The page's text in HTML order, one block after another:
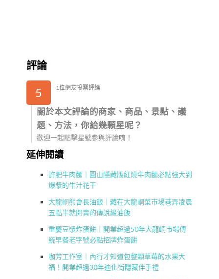
評論
5 1位網友投票評論
關於本文評論的商家、商品、景點、議
題、方法，你給幾顆星呢？
歡迎一起點擊星號參與評論唷！
延伸閱讀
許肥牛肉麵｜圓山隱藏版紅燒牛肉麵必點強大到
爆漿的牛汁花干
大龍峒熊會長油飯｜藏在大龍峒菜市場巷弄凌晨
五點半就開賣的傳說級油飯
重慶豆漿炸蛋餅｜開業超過50年大龍峒市場傳
統早餐老字號必點招牌炸蛋餅
咖芳工作室｜內行才知道包整顆草莓的水果大
福！開業超過30年迪化街隱藏伴手禮